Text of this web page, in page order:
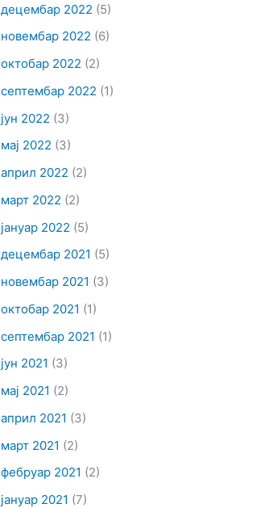
децембар 2022 (5)
новембар 2022 (6)
октобар 2022 (2)
септембар 2022 (1)
јун 2022 (3)
мај 2022 (3)
април 2022 (2)
март 2022 (2)
јануар 2022 (5)
децембар 2021 (5)
новембар 2021 (3)
октобар 2021 (1)
септембар 2021 (1)
јун 2021 (3)
мај 2021 (2)
април 2021 (3)
март 2021 (2)
фебруар 2021 (2)
јануар 2021 (7)